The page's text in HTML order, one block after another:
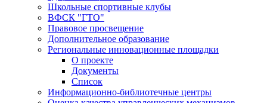
Школьные спортивные клубы
ВФСК "ГТО"
Правовое просвещение
Дополнительное образование
Региональные инновационные площадки
О проекте
Документы
Список
Информационно-библиотечные центры